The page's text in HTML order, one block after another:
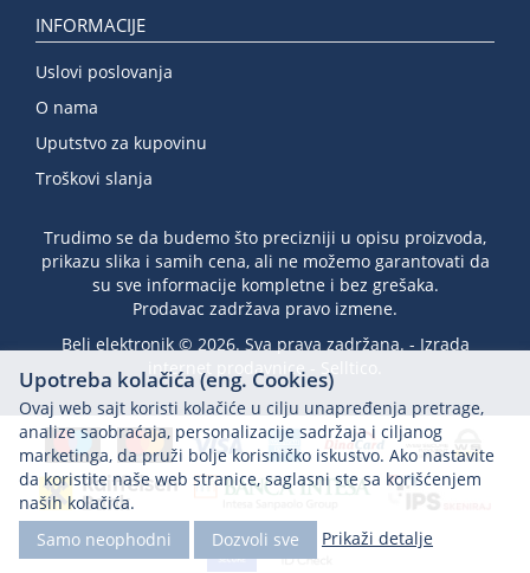
INFORMACIJE
Uslovi poslovanja
O nama
Uputstvo za kupovinu
Troškovi slanja
Trudimo se da budemo što precizniji u opisu proizvoda,
prikazu slika i samih cena, ali ne možemo garantovati da
su sve informacije kompletne i bez grešaka.
Prodavac zadržava pravo izmene.
Beli elektronik © 2026. Sva prava zadržana. - Izrada
internet prodavnice
Selltico.
Upotreba kolačića (eng. Cookies)
Ovaj web sajt koristi kolačiće u cilju unapređenja pretrage,
analize saobraćaja, personalizacije sadržaja i ciljanog
marketinga, da pruži bolje korisničko iskustvo. Ako nastavite
da koristite naše web stranice, saglasni ste sa korišćenjem
naših kolačića.
Samo neophodni
Dozvoli sve Prikaži detalje